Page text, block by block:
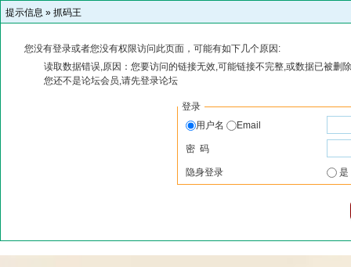
提示信息 » 抓码王
您没有登录或者您没有权限访问此页面，可能有如下几个原因:
读取数据错误,原因：您要访问的链接无效,可能链接不完整,或数据已被删
您还不是论坛会员,请先登录论坛
登录
用户名
Email
密 码
隐身登录